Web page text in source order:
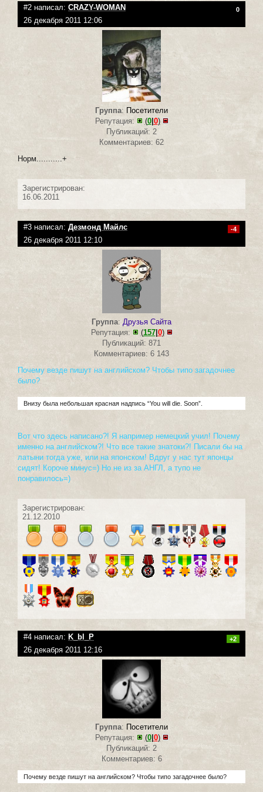
#2 написал: CRAZY-WOMAN 0
26 декабря 2011 12:06
Группа: Посетители
Репутация:
(0| 0)
Публикаций: 2
Комментариев: 62
Норм...........+
Зарегистрирован:
16.06.2011
#3 написал: Дезмонд Майлс -4
26 декабря 2011 12:10
Группа: Друзья Сайта
Репутация:
(157| 0)
Публикаций: 871
Комментариев: 6 143
Почему везде пишут на английском? Чтобы типо загадочнее
было?
Внизу была небольшая красная надпись “You will die. Soon”.
Вот что здесь написано?! Я например немецкий учил! Почему
именно на английском?! Что все такие знатоки?! Писали бы на
латыни тогда уже, или на японском! Вдруг у нас тут японцы
сидят! Короче минус=) Но не из за АНГЛ, а тупо не
понравилось=)
Зарегистрирован:
21.12.2010
#4 написал: K_bl_P +2
26 декабря 2011 12:16
Группа: Посетители
Репутация:
(0| 0)
Публикаций: 2
Комментариев: 6
Почему везде пишут на английском? Чтобы типо загадочнее было?